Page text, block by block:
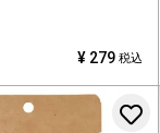
¥ 279 税込